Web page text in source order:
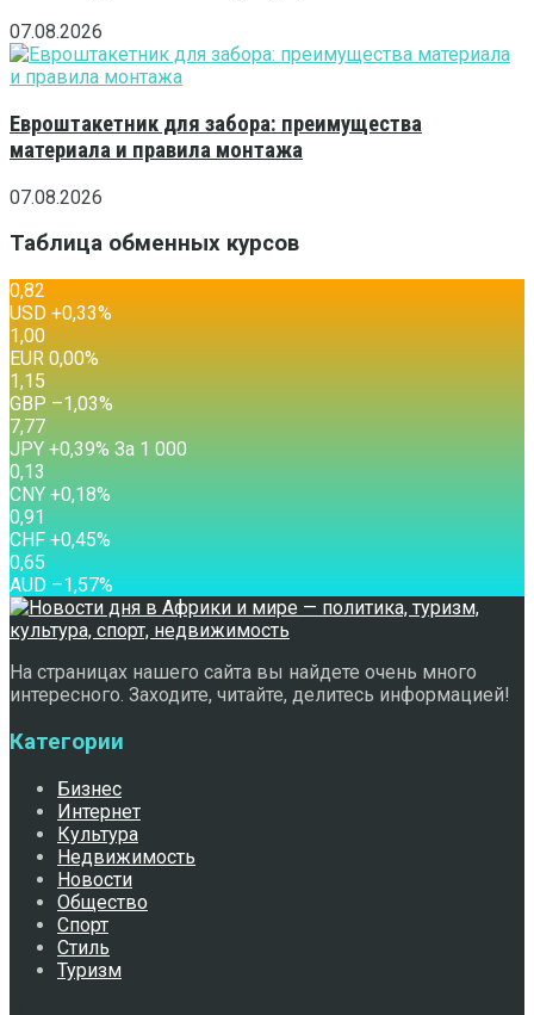
07.08.2026
Евроштакетник для забора: преимущества
материала и правила монтажа
07.08.2026
Таблица обменных курсов
0,82
USD +0,33%
1,00
EUR 0,00%
1,15
GBP –1,03%
7,77
JPY +0,39% За 1 000
0,13
CNY +0,18%
0,91
CHF +0,45%
0,65
AUD –1,57%
На страницах нашего сайта вы найдете очень много
интересного. Заходите, читайте, делитесь информацией!
Категории
Бизнес
Интернет
Культура
Недвижимость
Новости
Общество
Спорт
Стиль
Туризм